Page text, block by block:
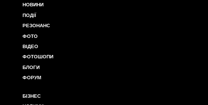
НОВИНИ
ПОДІЇ
РЕЗОНАНС
ФОТО
ВІДЕО
ФОТОШОПИ
БЛОГИ
ФОРУМ
БІЗНЕС